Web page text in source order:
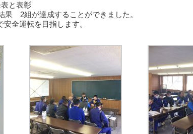
と表彰
果 2組が達成することができました。
全運転を目指します。